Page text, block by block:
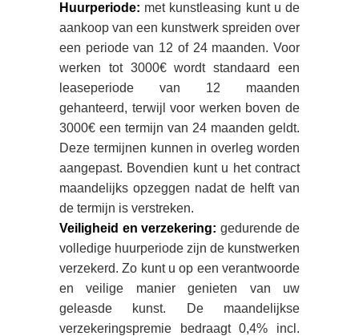
Huurperiode: met kunstleasing kunt u de
aankoop van een kunstwerk spreiden over
een periode van 12 of 24 maanden. Voor
werken tot 3000€ wordt standaard een
leaseperiode van 12 maanden
gehanteerd, terwijl voor werken boven de
3000€ een termijn van 24 maanden geldt.
Deze termijnen kunnen in overleg worden
aangepast. Bovendien kunt u het contract
maandelijks opzeggen nadat de helft van
de termijn is verstreken.
Veiligheid en verzekering: gedurende de
volledige huurperiode zijn de kunstwerken
verzekerd. Zo kunt u op een verantwoorde
en veilige manier genieten van uw
geleasde kunst. De maandelijkse
verzekeringspremie bedraagt 0,4% incl.